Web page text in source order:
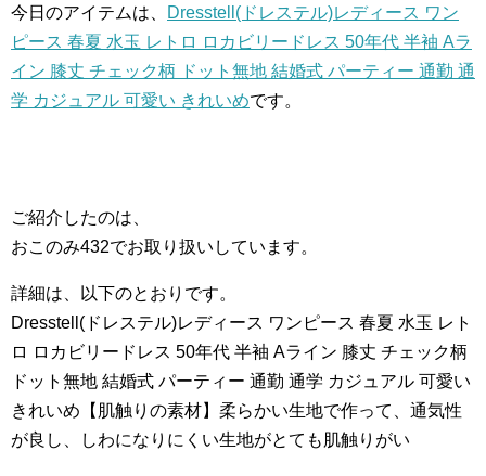
今日のアイテムは、
Dresstell(ドレステル)レディース ワン
ピース 春夏 水玉 レトロ ロカビリードレス 50年代 半袖 Aラ
イン 膝丈 チェック柄 ドット無地 結婚式 パーティー 通勤 通
学 カジュアル 可愛い きれいめです。
ご紹介したのは、
おこのみ432でお取り扱いしています。
詳細は、以下のとおりです。
Dresstell(ドレステル)レディース ワンピース 春夏 水玉 レト
ロ ロカビリードレス 50年代 半袖 Aライン 膝丈 チェック柄
ドット無地 結婚式 パーティー 通勤 通学 カジュアル 可愛い
きれいめ【肌触りの素材】柔らかい生地で作って、通気性
が良し、しわになりにくい生地がとても肌触りがい